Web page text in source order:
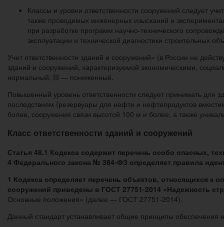
Классы и уровни ответственности сооружений следует
также проводимых инженерных изысканий и
при разработке программ научно-технического
эксплуатации и технической диагностики строительных
Учет ответственности зданий и сооружений» (в России не
зданий и сооружений, характеризуемой экономическими,
нормальный, III — пониженный.
Повышенный уровень ответственности следует принимать для
последствиям (резервуары для нефти и нефтепродуктов
более, сооружения связи высотой 100 м и более, а также
Класс ответственности зданий и сооружений
Статья 48.1 Кодекса содержит перечень особо опасных,
4 Федерального закона № 384-ФЗ определяет правила
1 Кодекса определяет перечень объектов, относящихся к
сооружений приведены в ГОСТ 27751-2014 «Надежность
Основные положения» (далее — ГОСТ 27751-2014).
Данный стандарт устанавливает общие принципы обеспечения